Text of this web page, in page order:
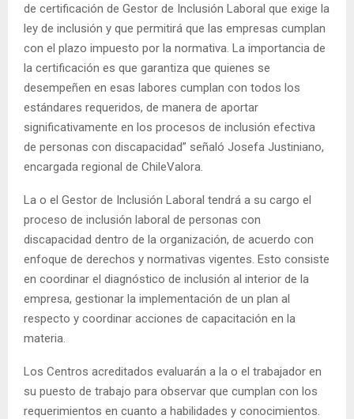
de certificación de Gestor de Inclusión Laboral que exige la
ley de inclusión y que permitirá que las empresas cumplan
con el plazo impuesto por la normativa. La importancia de
la certificación es que garantiza que quienes se
desempeñen en esas labores cumplan con todos los
estándares requeridos, de manera de aportar
significativamente en los procesos de inclusión efectiva
de personas con discapacidad” señaló Josefa Justiniano,
encargada regional de ChileValora.
La o el Gestor de Inclusión Laboral tendrá a su cargo el
proceso de inclusión laboral de personas con
discapacidad dentro de la organización, de acuerdo con
enfoque de derechos y normativas vigentes. Esto consiste
en coordinar el diagnóstico de inclusión al interior de la
empresa, gestionar la implementación de un plan al
respecto y coordinar acciones de capacitación en la
materia.
Los Centros acreditados evaluarán a la o el trabajador en
su puesto de trabajo para observar que cumplan con los
requerimientos en cuanto a habilidades y conocimientos.